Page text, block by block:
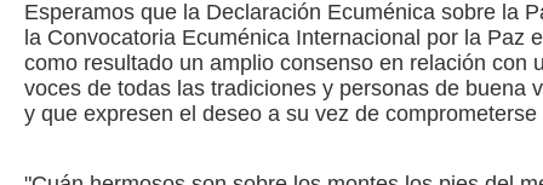
Esperamos que la Declaración Ecuménica sobre la
la Convocatoria Ecuménica Internacional por la Paz
como resultado un amplio consenso en relación con
voces de todas las tradiciones y personas de buena
y que expresen el deseo a su vez de